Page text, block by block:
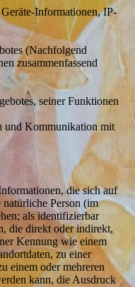
Informationen, IP-
(Nachfolgend
zusammenfassend
seiner Funktionen
und Kommunikation mit
die sich auf
Person (im
als identifizierbar
die direkt oder indirekt,
Kennung wie einem
zu einer
einem oder mehreren
kann, die Ausdruck